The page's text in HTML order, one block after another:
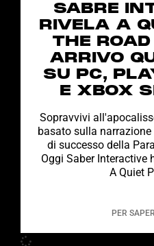
SABRE
RIVELA A
THE
ARRIVO
SU PC,
E XBOX
Sopravvivi
basato sulla
di successo della
Oggi Saber Interactive
A Quiet
PER